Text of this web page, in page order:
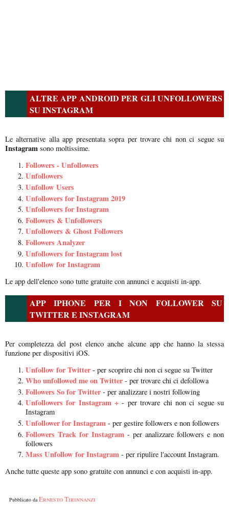
ALTRE APP ANDROID PER GLI UNFOLLOWERS
SU INSTAGRAM
Le alternative alla app presentata sopra per trovare chi non ci segue su
Instagram sono moltissime.
Followers - Unfollowers
Unfollowers
Unfollow Users
Unfollowers for Instagram 2019
Unfollowers for Instagram
Followers & Unfollowers
Unfollowers & Ghost Followers
Followers Analyzer
Unfollowers for Instagram lost
Unfollow for Instagram
Le app dell'elenco sono tutte gratuite con annunci e acquisti in-app.
APP IPHONE PER I NON FOLLOWER SU
TWITTER E INSTAGRAM
Per completezza del post elenco anche alcune app che hanno la stessa
funzione per dispositivi iOS.
Unfollow for Twitter- per scoprire chi non ci segue su Twitter
Who unfollowed me on Twitter- per trovare chi ci defollowa
Followers So for Twitter- per analizzare i nostri following
Unfollowers for Instagram + - per trovare chi non ci segue su
Instagram
Unfollower for Instagram - per gestire followers e non followers
Followers Track for Instagram - per analizzare followers e non
followers
Mass Unfollow for Instagram - per ripulire l'account Instagram.
Anche tutte queste app sono gratuite con annunci e con acquisti in-app.
Pubblicato daErnesto Tirinnanzi